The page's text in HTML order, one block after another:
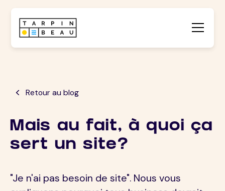
Retour au blog
Mais au fait, à quoi ça
sert un site?
"Je n'ai pas besoin de site". Nous vous